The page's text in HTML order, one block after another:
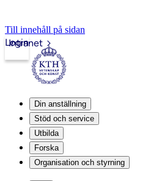
Till innehåll på sidan
Intranet
Login
Din anställning
Stöd och service
Utbilda
Forska
Organisation och styrning